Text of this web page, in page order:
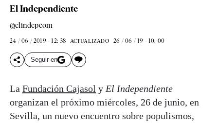
El Independiente
@elindepcom
24 / 06 / 2019 - 12: 38 ACTUALIZADO 26 / 06 / 19 - 10: 00
Seguir en
La Fundación Cajasol y El Independiente
organizan el próximo miércoles, 26 de junio, en
Sevilla, un nuevo encuentro sobre populismos,